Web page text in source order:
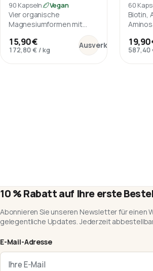
90 Kapseln Vegan
Vier organische
Magnesiumformen mit
Magnesiumoxid.
15,90 €
172,80 € /kg Ausverkauft
: Magnesium + B6 –
60
Biotin,
19,90
587,40
10 % Rabatt auf Ihre erste
Abonnieren Sie unseren Newsletter für einen
gelegentliche Updates. Jederzeit
E-Mail-Adresse